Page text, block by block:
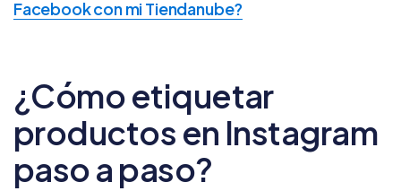
Facebook con mi Tiendanube?
¿Cómo etiquetar
productos en Instagram
paso a paso?